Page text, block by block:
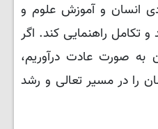
انسان و آموزش علوم و
تکامل راهنمایی کند. اگر
به صورت عادت درآوریم،
را در مسیر تعالی و رشد